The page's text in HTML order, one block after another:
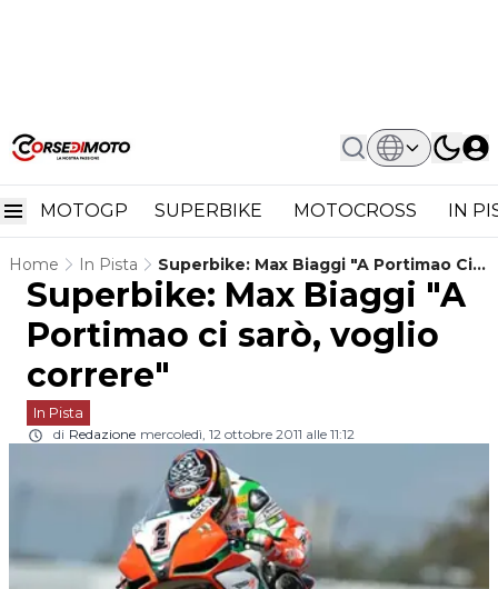
MOTOGP SUPERBIKE MOTOCROSS IN
Home In Pista
Superbike: Max Biaggi "A Portimao Ci
Sarò, Voglio Correre"
Superbike: Max Biaggi "A
Portimao ci sarò, voglio
correre"
In Pista
di Redazione mercoledì, 12 ottobre 2011 alle 11:12